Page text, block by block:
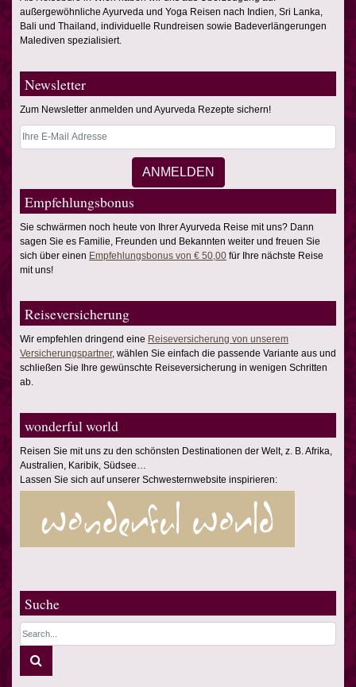
außergewöhnliche Ayurveda und Yoga Reisen nach Indien, Sri Lanka,
Bali und Thailand, individuelle Rundreisen sowie Badeverlängerungen
Malediven spezialisiert.
Newsletter
Zum Newsletter anmelden und Ayurveda Rezepte sichern!
Empfehlungsbonus
Sie schwärmen noch heute von Ihrer Ayurveda Reise mit uns? Dann
sagen Sie es Familie, Freunden und Bekannten weiter und freuen Sie
sich über einen Empfehlungsbonus von € 50,00 für Ihre nächste Reise
mit uns!
Reiseversicherung
Wir empfehlen dringend eine Reiseversicherung von unserem
Versicherungspartner, wählen Sie einfach die passende Variante aus und
schließen Sie Ihre gewünschte Reiseversicherung in wenigen Schritten
ab.
wonderful world
Reisen Sie mit uns zu den schönsten Destinationen der Welt, z. B. Afrika,
Australien, Karibik, Südsee…
Lassen Sie sich auf unserer Schwesternwebsite inspirieren:
Suche